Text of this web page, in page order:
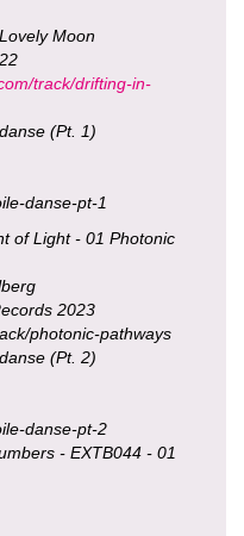
Moon
track/drifting-in-
(Pt. 1)
danse-pt-1
of Light - 01 Photonic
2023
photonic-pathways
(Pt. 2)
danse-pt-2
- EXTB044 - 01